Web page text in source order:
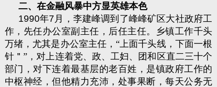
二、在金融风暴中方显英雄本色
1990年7 月，李建峰调到了峰峰矿区大社政府工
作，先任办公室副主任，后任主任。乡镇工作千头
万绪，尤其是办公室主任，“上面千头线，下面一根
针＂”，对上连着党、政、工妇、团和区直二三十个
部门，对下连着最基层的老百姓，是镇政府工作的
中枢神经，但他精力充沛，处事果断，每天公务无